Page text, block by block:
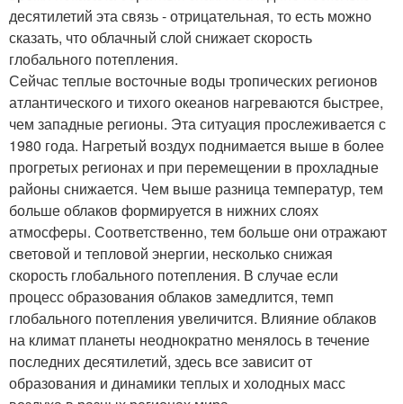
десятилетий эта связь - отрицательная, то есть можно
сказать, что облачный слой снижает скорость
глобального потепления.
Сейчас теплые восточные воды тропических регионов
атлантического и тихого океанов нагреваются быстрее,
чем западные регионы. Эта ситуация прослеживается с
1980 года. Нагретый воздух поднимается выше в более
прогретых регионах и при перемещении в прохладные
районы снижается. Чем выше разница температур, тем
больше облаков формируется в нижних слоях
атмосферы. Соответственно, тем больше они отражают
световой и тепловой энергии, несколько снижая
скорость глобального потепления. В случае если
процесс образования облаков замедлится, темп
глобального потепления увеличится. Влияние облаков
на климат планеты неоднократно менялось в течение
последних десятилетий, здесь все зависит от
образования и динамики теплых и холодных масс